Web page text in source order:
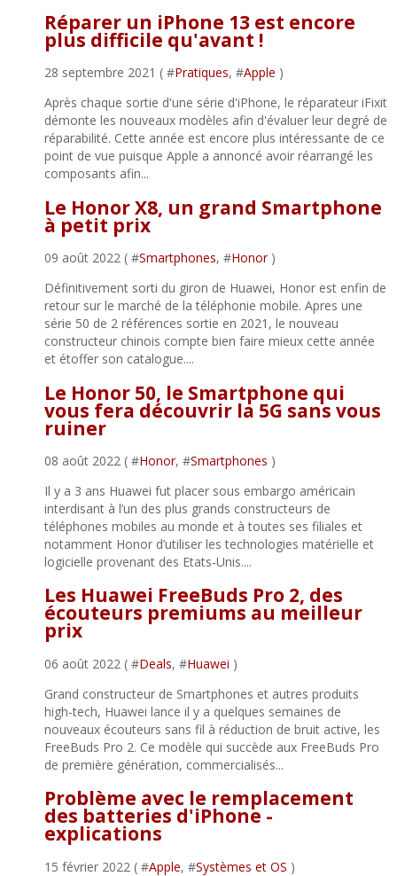
Réparer un iPhone 13 est encore
plus difficile qu'avant !
28 septembre 2021 ( #Pratiques, #Apple )
Après chaque sortie d'une série d'iPhone, le réparateur iFixit
démonte les nouveaux modèles afin d'évaluer leur degré de
réparabilité. Cette année est encore plus intéressante de ce
point de vue puisque Apple a annoncé avoir réarrangé les
composants afin...
Le Honor X8, un grand Smartphone
à petit prix
09 août 2022 ( #Smartphones, #Honor)
Définitivement sorti du giron de Huawei, Honor est enfin de
retour sur le marché de la téléphonie mobile. Apres une
série 50 de 2 références sortie en 2021, le nouveau
constructeur chinois compte bien faire mieux cette année
et étoffer son catalogue....
Le Honor 50, le Smartphone qui
vous fera découvrir la 5G sans vous
ruiner
08 août 2022 ( #Honor, #Smartphones )
Il y a 3 ans Huawei fut placer sous embargo américain
interdisant à l’un des plus grands constructeurs de
téléphones mobiles au monde et à toutes ses filiales et
notamment Honor d’utiliser les technologies matérielle et
logicielle provenant des Etats-Unis....
Les Huawei FreeBuds Pro 2, des
écouteurs premiums au meilleur
prix
06 août 2022 ( #Deals, #Huawei )
Grand constructeur de Smartphones et autres produits
high-tech, Huawei lance il y a quelques semaines de
nouveaux écouteurs sans fil à réduction de bruit active, les
FreeBuds Pro 2. Ce modèle qui succède aux FreeBuds Pro
de première génération, commercialisés...
Problème avec le remplacement
des batteries d'iPhone -
explications
15 février 2022 ( #Apple, #Systèmes et OS )